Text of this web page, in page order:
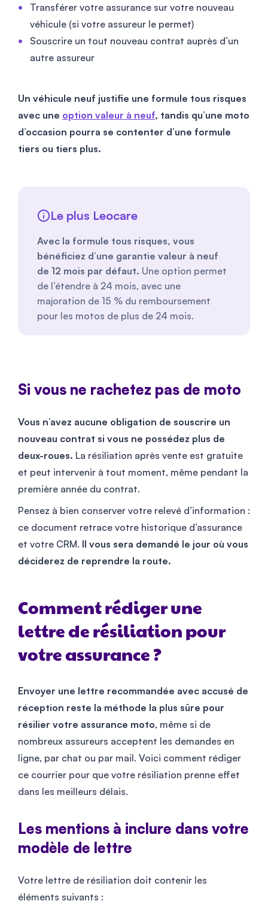
Transférer votre assurance sur votre nouveau
véhicule (si votre assureur le permet)
Souscrire un tout nouveau contrat auprès d’un
autre assureur
Un véhicule neuf justifie une formule tous risques
avec une option valeur à neuf, tandis qu’une moto
d’occasion pourra se contenter d’une formule
tiers ou tiers plus.
Le plus Leocare
Avec la formule tous risques, vous
bénéficiez d’une garantie valeur à neuf
de 12 mois par défaut. Une option permet
de l’étendre à 24 mois, avec une
majoration de 15 % du remboursement
pour les motos de plus de 24 mois.
Si vous ne rachetez pas de moto
Vous n’avez aucune obligation de souscrire un
nouveau contrat si vous ne possédez plus de
deux-roues. La résiliation après vente est gratuite
et peut intervenir à tout moment, même pendant la
première année du contrat.
Pensez à bien conserver votre relevé d’information :
ce document retrace votre historique d’assurance
et votre CRM. Il vous sera demandé le jour où vous
déciderez de reprendre la route.
Comment rédiger une
lettre de résiliation pour
votre assurance ?
Envoyer une lettre recommandée avec accusé de
réception reste la méthode la plus sûre pour
résilier votre assurance moto, même si de
nombreux assureurs acceptent les demandes en
ligne, par chat ou par mail. Voici comment rédiger
ce courrier pour que votre résiliation prenne effet
dans les meilleurs délais.
Les mentions à inclure dans votre
modèle de lettre
Votre lettre de résiliation doit contenir les
éléments suivants :